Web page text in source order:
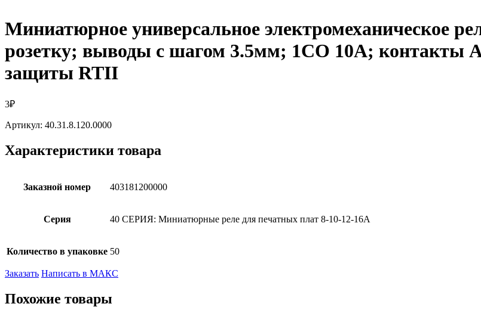
Миниатюрное универсальное электромеханическое
розетку; выводы с шагом 3.5мм; 1СO 10A; контакты
защиты RTII
3₽
Артикул: 40.31.8.120.0000
Характеристики товара
Заказной номер 403181200000
Серия 40 СЕРИЯ: Миниатюрные реле для печатных плат 8-10-12-16А
Количество в упаковке 50
Заказать Написать в МАКС
Похожие товары